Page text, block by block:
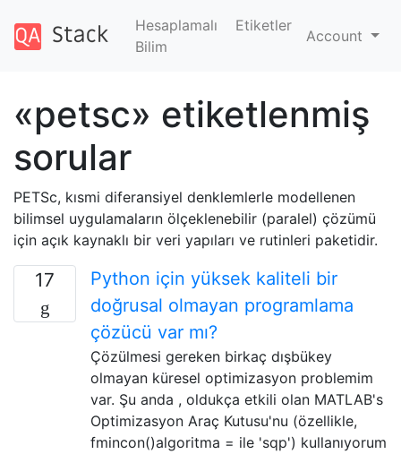
Hesaplamalı
Bilim
Etiketler
Account
«petsc» etiketlenmiş
sorular
PETSc, kısmi diferansiyel denklemlerle modellenen
bilimsel uygulamaların ölçeklenebilir (paralel) çözümü
için açık kaynaklı bir veri yapıları ve rutinleri paketidir.
17
Python için yüksek kaliteli bir
doğrusal olmayan programlama
çözücü var mı?
Çözülmesi gereken birkaç dışbükey
olmayan küresel optimizasyon problemim
var. Şu anda , oldukça etkili olan MATLAB's
Optimizasyon Araç Kutusu'nu (özellikle,
fmincon()algoritma = ile 'sqp') kullanıyorum